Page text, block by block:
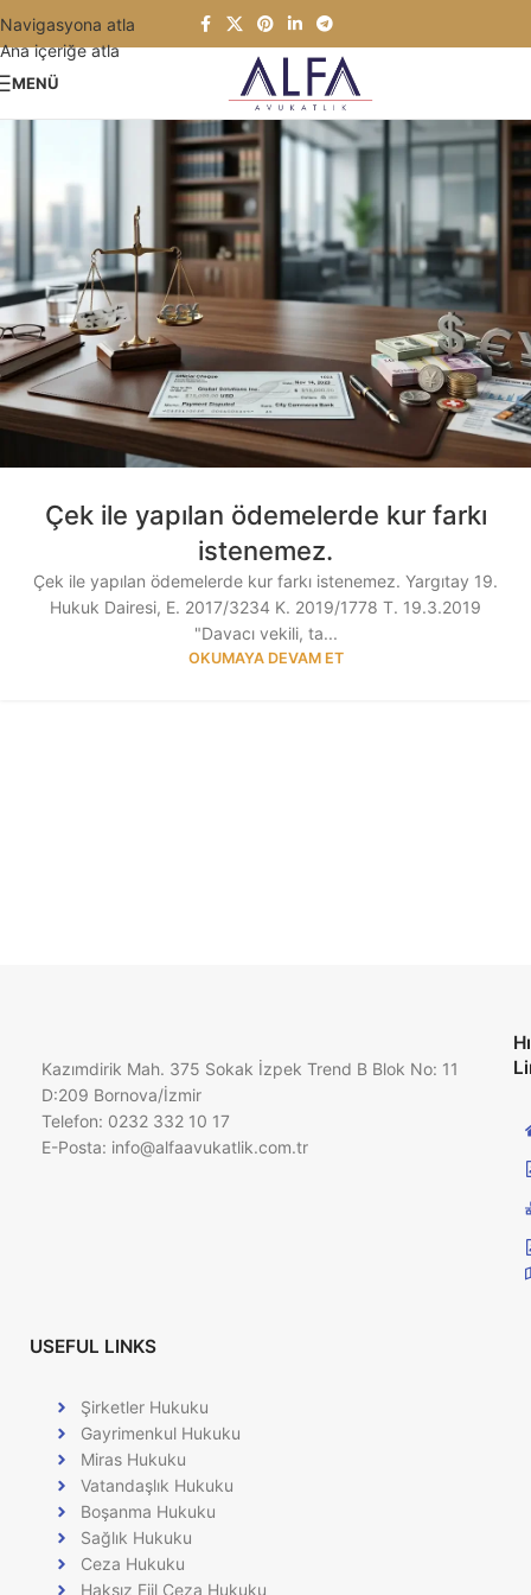
Navigasyona atla
Ana içeriğe atla
MENÜ
Çek ile yapılan ödemelerde kur farkı
istenemez.
Çek ile yapılan ödemelerde kur farkı istenemez. Yargıtay 19.
Hukuk Dairesi, E. 2017/3234 K. 2019/1778 T. 19.3.2019
"Davacı vekili, ta...
OKUMAYA DEVAM ET
Kazımdirik Mah. 375 Sokak İzpek Trend B Blok No: 11
D:209 Bornova/İzmir
Telefon: 0232 332 10 17
E-Posta: info@alfaavukatlik.com.tr
USEFUL LINKS
Şirketler Hukuku
Gayrimenkul Hukuku
Miras Hukuku
Vatandaşlık Hukuku
Boşanma Hukuku
Sağlık Hukuku
Ceza Hukuku
Haksız Fiil Ceza Hukuku